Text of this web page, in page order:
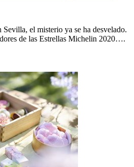
Sevilla, el misterio ya se ha desvelado.
de las Estrellas Michelin 2020….